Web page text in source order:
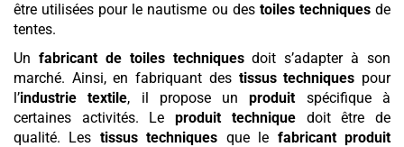
être utilisées pour le nautisme ou des toiles techniquesde
tentes.
Un fabricant de toiles techniquesdoit s’adapter à son
marché. Ainsi, en fabriquant des tissus techniques pour
l’industrie textile, il propose unproduit spécifique à
certaines activités. Leproduit techniquedoit être de
qualité. Les tissus techniques que le fabricant produit